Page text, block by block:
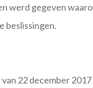
werd gegeven
beslissingen.
22 december 2017